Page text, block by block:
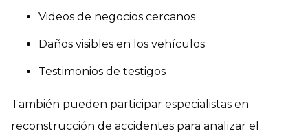
Videos de negocios cercanos
Daños visibles en los vehículos
Testimonios de testigos
También pueden participar especialistas en
reconstrucción de accidentes para analizar el